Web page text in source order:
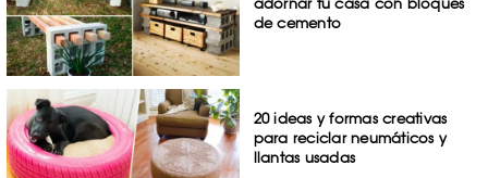
de cemento
20 ideas y formas creativas
para reciclar neumáticos y
llantas usadas